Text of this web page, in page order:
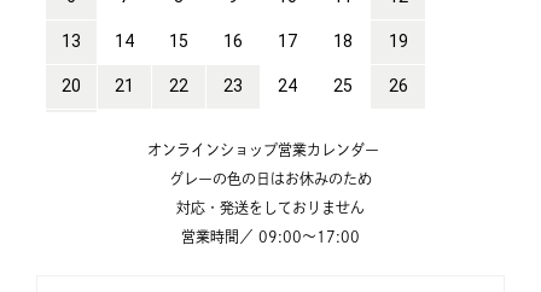
オンラインショップ営業カレンダー
グレーの色の日はお休みのため
対応・発送をしておりません
営業時間／ 09:00～17:00